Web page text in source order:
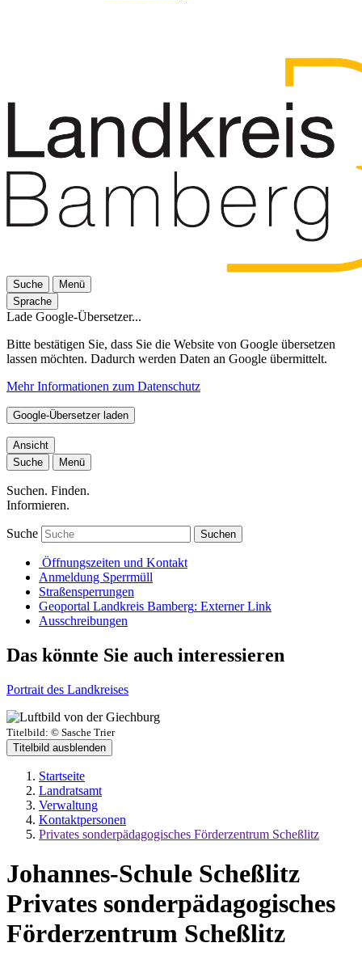
Suche
Menü
Sprache
Lade Google-Übersetzer...
Bitte bestätigen Sie, dass Sie die Website von Google übersetzen
lassen möchten. Dadurch werden Daten an Google übermittelt.
Mehr Informationen zum Datenschutz
Google-Übersetzer laden
Ansicht
Suche
Menü
Suchen. Finden.
Informieren.
Suche Suchen
Öffnungszeiten und Kontakt
Anmeldung Sperrmüll
Straßensperrungen
Geoportal Landkreis Bamberg: Externer Link
Ausschreibungen
Das könnte Sie auch interessieren
Portrait des Landkreises
Titelbild: © Sasche Trier
Titelbild ausblenden
Startseite
Landratsamt
Verwaltung
Kontaktpersonen
Privates sonderpädagogisches Förderzentrum Scheßlitz
Johannes-Schule Scheßlitz
Privates sonderpädagogisches
Förderzentrum Scheßlitz